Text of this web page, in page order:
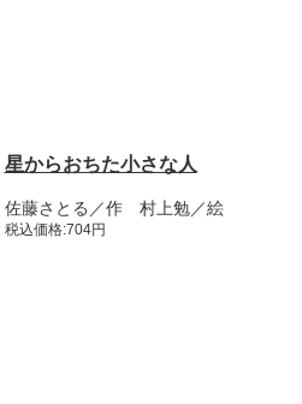
星からおちた小さな人
佐藤さとる／作 村上勉／絵
税込価格:704円